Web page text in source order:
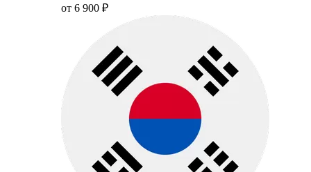
от 6 900 ₽